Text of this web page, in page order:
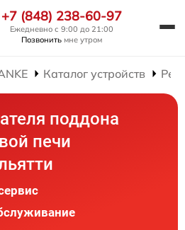
+7 (848) 238-60-97
Ежедневно с 9:00 до 21:00
Позвонить мне утром
Каталог устройств
поддона
печи